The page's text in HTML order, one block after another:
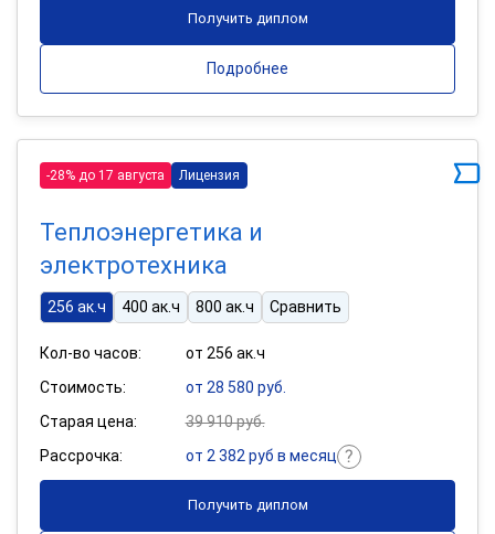
Получить диплом
Подробнее
-28% до 17 августа Лицензия
Теплоэнергетика и
электротехника
256 ак.ч 400 ак.ч 800 ак.ч Сравнить
Кол-во часов:
от 256 ак.ч
Стоимость:
от 28 580 руб.
Старая цена:
39 910 руб.
Рассрочка:
от 2 382 руб в месяц
Получить диплом